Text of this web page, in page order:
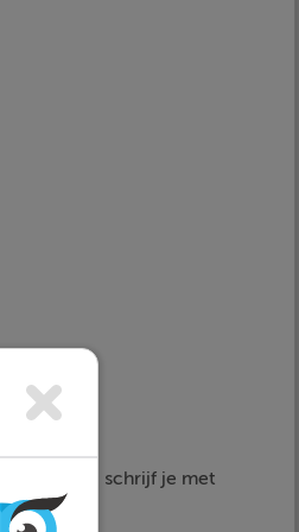
is, schrijf je met